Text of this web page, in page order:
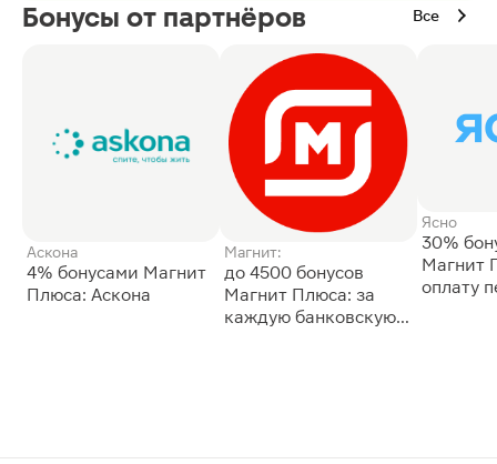
Бонусы от партнёров Все
Аскона
4% бонусами Магнит
Плюса: Аскона
Магнит:
до 4500 бонусов
Магнит Плюса: за
каждую банковскую
Ясно
30%
Магнит
оплату